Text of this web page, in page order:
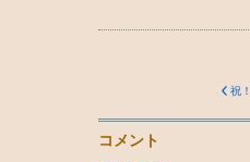
祝
コメント